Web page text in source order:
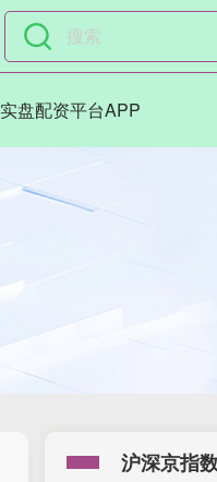
实盘配资平台APP
沪深京指